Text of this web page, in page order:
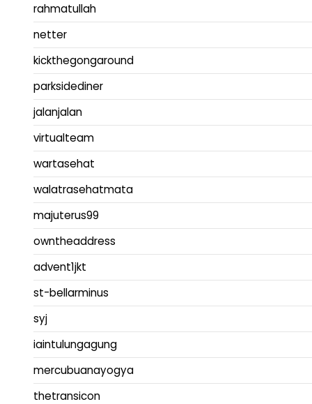
rahmatullah
netter
kickthegongaround
parksidediner
jalanjalan
virtualteam
wartasehat
walatrasehatmata
majuterus99
owntheaddress
advent1jkt
st-bellarminus
syj
iaintulungagung
mercubuanayogya
thetransicon